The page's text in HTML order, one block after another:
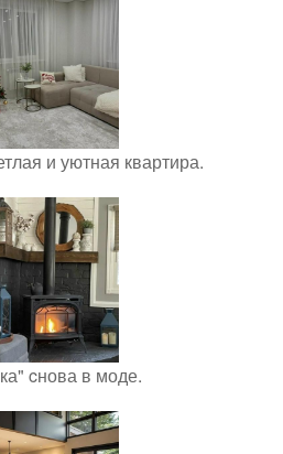
и уютная квартира.
cнова в моде.